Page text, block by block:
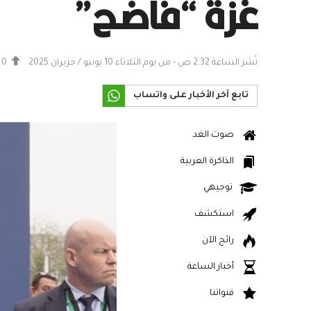
نُشر الساعة 2:32 ص - من يوم الثلاثاء 10 يونيو / حزيران 2025 0
تابع آخر الأخبار على واتساب
صوت الغد
الذاكرة العربية
توجيهي
استكشف
رائج الآن
أخبار الساعة
قنواتنا